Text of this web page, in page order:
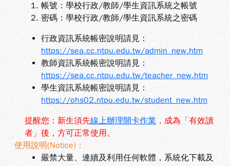
帳號：學校行政/教師/學生資訊系統之帳號
密碼：學校行政/教師/學生資訊系統之密碼
行政資訊系統帳密說明請見：
https://sea.cc.ntpu.edu.tw/admin_new.htm
教師資訊系統帳密說明請見：
https://sea.cc.ntpu.edu.tw/teacher_new.htm
學生資訊系統帳密說明請見：
https://ohs02.ntpu.edu.tw/student_new.htm
提醒您：新生須先線上辦理開卡作業 ，成為「有效讀
者」後，方可正常使用。
使用說明(Notice)：
嚴禁大量、連續及利用任何軟體，系統化下載及